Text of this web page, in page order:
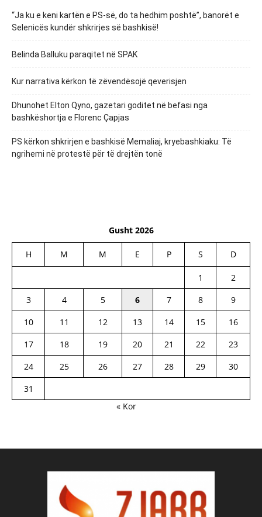
“Ja ku e keni kartën e PS-së, do ta hedhim poshtë”, banorët e
Selenicës kundër shkrirjes së bashkisë!
Belinda Balluku paraqitet në SPAK
Kur narrativa kërkon të zëvendësojë qeverisjen
Dhunohet Elton Qyno, gazetari goditet në befasi nga
bashkëshortja e Florenc Çapjas
PS kërkon shkrirjen e bashkisë Memaliaj, kryebashkiaku: Të
ngrihemi në protestë për të drejtën tonë
Gusht 2026
H M M E P S D
1
2
3
4 5 6 7 8
9
10
11 12 13 14 15
16
17
18 19 20 21 22
23
24
25 26 27 28 29
30
31
« Kor